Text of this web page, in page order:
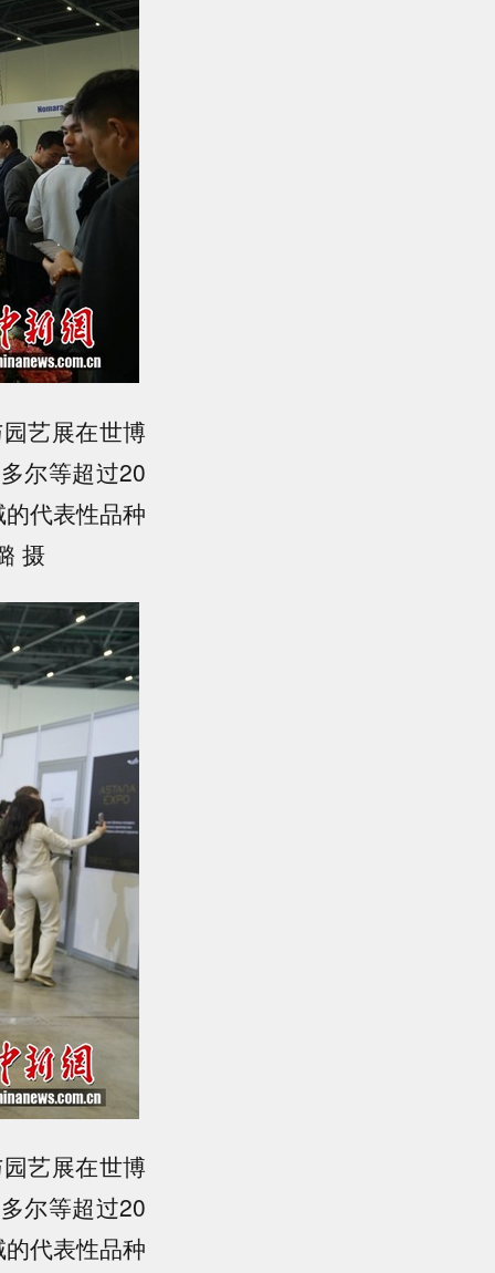
艺展在世博
尔等超过20
代表性品种
摄
艺展在世博
尔等超过20
代表性品种